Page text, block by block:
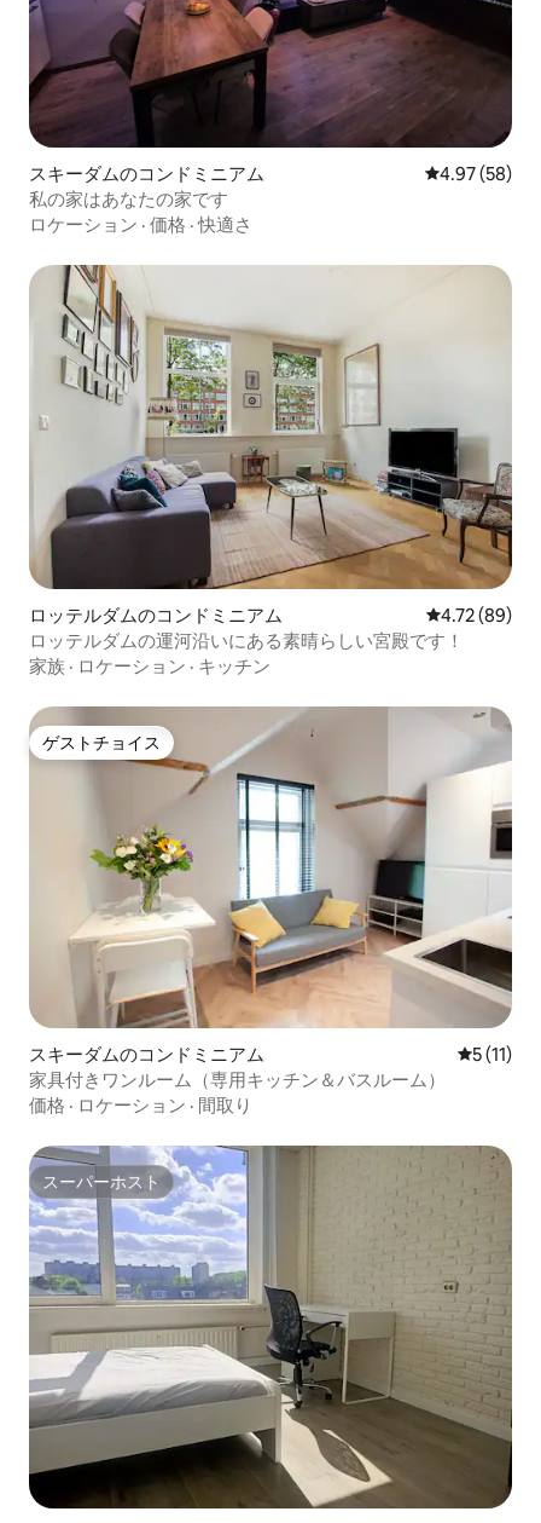
スキーダムのコンドミニアム レビュー58
4.97 (58)
私の家はあなたの家です
ロケーション · 価格 ·快適さ
ロッテルダムのコンドミニアム レビュー89
4.72 (89)
ロッテルダムの運河沿いにある素晴らしい宮殿です！
家族 · ロケーション · キッチン
ゲストチョイス
ゲストチョイス
スキーダムのコンドミニアム レビュー
5 (11)
家具付きワンルーム（専用キッチン＆バスルーム）
価格 · ロケーション · 間取り
スーパーホスト
スーパーホスト